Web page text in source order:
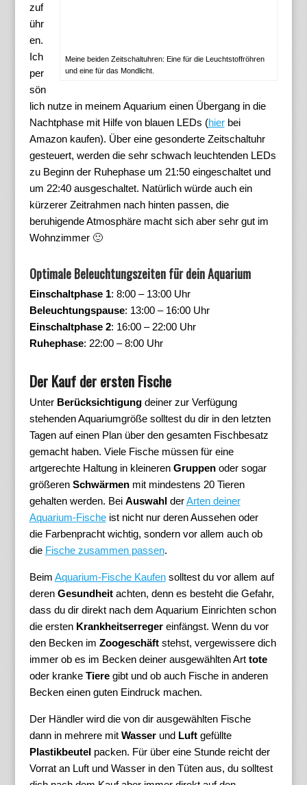
Meine beiden Zeitschaltuhren: Eine für die Leuchtstoffröhren
und eine für das Mondlicht.
zuf
ühr
en.
Ich
per
sön
lich nutze in meinem Aquarium einen Übergang in die
Nachtphase mit Hilfe von blauen LEDs (hierbei
Amazon kaufen). Über eine gesonderte Zeitschaltuhr
gesteuert, werden die sehr schwach leuchtenden LEDs
zu Beginn der Ruhephase um 21:50 eingeschaltet und
um 22:40 ausgeschaltet. Natürlich würde auch ein
kürzerer Zeitrahmen nach hinten passen, die
beruhigende Atmosphäre macht sich aber sehr gut im
Wohnzimmer 🙂
Optimale Beleuchtungszeiten für dein Aquarium
Einschaltphase 1: 8:00 – 13:00 Uhr
Beleuchtungspause: 13:00 – 16:00 Uhr
Einschaltphase 2: 16:00 – 22:00 Uhr
Ruhephase: 22:00 – 8:00 Uhr
Der Kauf der ersten Fische
Unter Berücksichtigungdeiner zur Verfügung
stehenden Aquariumgröße solltest du dir in den letzten
Tagen auf einen Plan über den gesamten Fischbesatz
gemacht haben. Viele Fische müssen für eine
artgerechte Haltung in kleineren Gruppenoder sogar
größeren Schwärmenmit mindestens 20 Tieren
gehalten werden. Bei AuswahlderArten deiner
Aquarium-Fischeist nicht nur deren Aussehen oder
die Farbenpracht wichtig, sondern vor allem auch ob
die Fische zusammen passen.
Beim Aquarium-Fische Kaufensolltest du vor allem auf
deren Gesundheitachten, denn es besteht die Gefahr,
dass du dir direkt nach dem Aquarium Einrichten schon
die ersten Krankheitserregereinfängst. Wenn du vor
den Becken im Zoogeschäftstehst, vergewissere dich
immer ob es im Becken deiner ausgewählten Art tote
oder kranke Tieregibt und ob auch Fische in anderen
Becken einen guten Eindruck machen.
Der Händler wird die von dir ausgewählten Fische
dann in mehrere mit Wasserund Luftgefüllte
Plastikbeutelpacken. Für über eine Stunde reicht der
Vorrat an Luft und Wasser in den Tüten aus, du solltest